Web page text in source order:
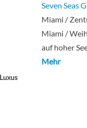
Seven Seas
Miami /
Miami /
auf hoher
Mehr